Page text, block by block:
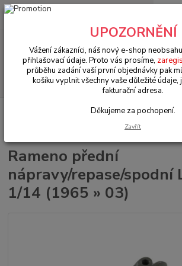
+420 602 330 329
VW Brouk Typ 1 (1938 » 03) Šasi (Chassis)
Rameno přední
nápravy/repase/spodní
1/14 (1965 » 03)
UPOZORNĚNÍ
Vážení zákazníci, náš nový e-shop
přihlašovací údaje. Proto vás prosíme,
průběhu zadání vaší první objednávky pak
košíku vyplnit všechny vaše důležité údaje,
fakturační adresa.
Děkujeme za pochopení.
Zavřít